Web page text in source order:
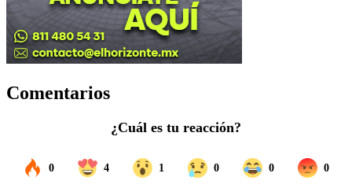
Comentarios